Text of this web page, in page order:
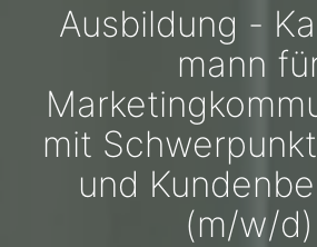
Ausbildung -
mann
mit
und
(m/w/d)